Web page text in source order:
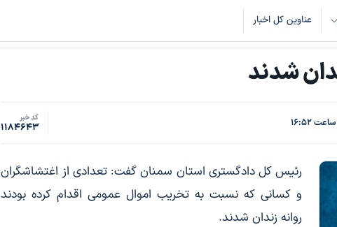
عناوین کل اخبار
شدند
کد خبر
1184643
رئیس کل دادگستری استان سمنان گفت: تعدادی از اغتشاشگران
و کسانی که نسبت به تخریب اموال عمومی اقدام کرده بودند
روانه زندان شدند.